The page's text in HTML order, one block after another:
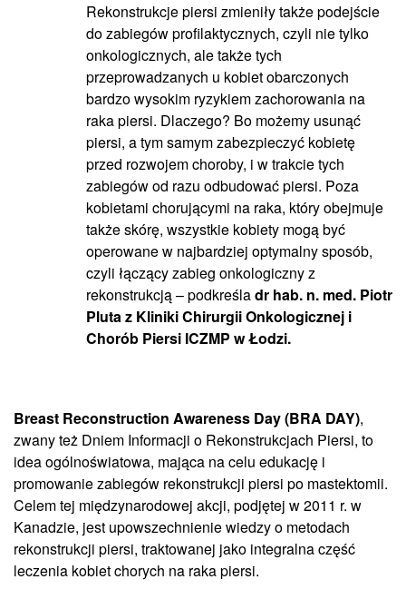
Rekonstrukcje piersi zmieniły także podejście
do zabiegów profilaktycznych, czyli nie tylko
onkologicznych, ale także tych
przeprowadzanych u kobiet obarczonych
bardzo wysokim ryzykiem zachorowania na
raka piersi. Dlaczego? Bo możemy usunąć
piersi, a tym samym zabezpieczyć kobietę
przed rozwojem choroby, i w trakcie tych
zabiegów od razu odbudować piersi. Poza
kobietami chorującymi na raka, który obejmuje
także skórę, wszystkie kobiety mogą być
operowane w najbardziej optymalny sposób,
czyli łączący zabieg onkologiczny z
rekonstrukcją – podkreśladr hab. n. med. Piotr
Pluta z Kliniki Chirurgii Onkologicznej i
Chorób Piersi ICZMP w Łodzi.
Breast Reconstruction Awareness Day (BRA DAY),
zwany też Dniem Informacji o Rekonstrukcjach Piersi, to
idea ogólnoświatowa, mająca na celu edukację i
promowanie zabiegów rekonstrukcji piersi po mastektomii.
Celem tej międzynarodowej akcji, podjętej w 2011 r. w
Kanadzie, jest upowszechnienie wiedzy o metodach
rekonstrukcji piersi, traktowanej jako integralna część
leczenia kobiet chorych na raka piersi.